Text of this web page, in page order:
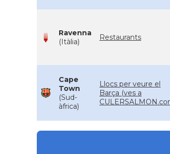
Ravenna
(Itàlia)
Restaurants
Cape
Town
(Sud-
àfrica)
Llocs per veure el
Barça (ves a